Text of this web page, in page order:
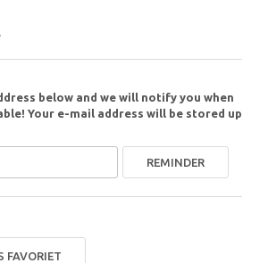
below and we will notify you when
Your e-mail address will be stored up
REMINDER